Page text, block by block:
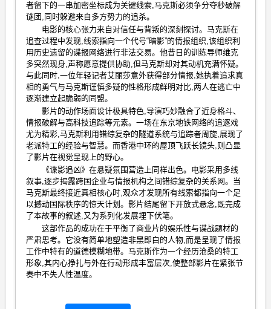
者留下的一串加密坐标成为关键线索,马克斯必须争分夺秒破解
谜团,同时躲避来自多方势力的追杀。
电影的核心张力来自对信任与背叛的深刻探讨。马克斯在
追查过程中发现,线索指向一个代号“暗影”的情报组织,该组织利
用历史遗留的谍报网络进行非法交易。他昔日的训练导师维克
多突然现身,声称愿意提供协助,但马克斯却对其动机充满怀疑。
与此同时,一位年轻记者艾丽莎意外获得部分情报,她执着追求真
相的勇气与马克斯谨慎多疑的性格形成鲜明对比,两人在逃亡中
逐渐建立起脆弱的同盟。
影片的动作场面设计极具特色,导演巧妙融合了近身格斗、
情报破解与高科技追踪等元素。一场在东京地铁网络的追逐戏
尤为精彩,马克斯利用错综复杂的隧道系统与追踪者周旋,展现了
老派特工的经验与智慧。而香港中环的屋顶飞跃长镜头,则凸显
了影片在视觉呈现上的野心。
《谍影追凶》在悬疑氛围营造上同样出色。电影采用多线
叙事,逐步揭露跨国企业与情报机构之间错综复杂的关系网。当
马克斯最终接近真相核心时,观众才发现所有线索都指向一个足
以撼动国际秩序的惊天计划。影片结尾留下开放式悬念,既完成
了本故事的叙述,又为系列化发展埋下伏笔。
这部作品的成功在于平衡了商业片的娱乐性与谍战题材的
严肃思考。它没有简单地塑造非黑即白的人物,而是呈现了情报
工作中特有的道德模糊地带。马克斯作为一个经历沧桑的特工
形象,其内心挣扎与外在行动形成丰富层次,使整部影片在紧张节
奏中不失人性温度。